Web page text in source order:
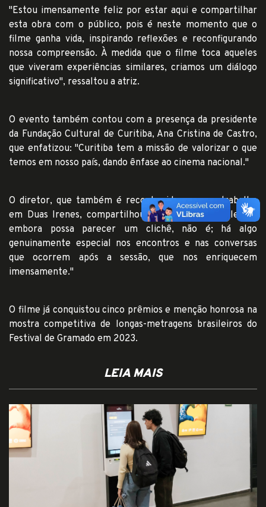
LEIA MAIS
"Estou imensamente feliz por estar aqui e compartilhar
esta obra com o público, pois é neste momento que o
filme ganha vida, inspirando reflexões e reconfigurando
nossa compreensão. À medida que o filme toca aqueles
que viveram experiências similares, criamos um diálogo
significativo", ressaltou a atriz.
O evento também contou com a presença da presidente
da Fundação Cultural de Curitiba, Ana Cristina de Castro,
que enfatizou: "Curitiba tem a missão de valorizar o que
temos em nosso país, dando ênfase ao cinema nacional."
O diretor, que também é reconhecido por seu trabalho
em Duas Irenes, compartilhou: "É sempre uma alegria,
embora possa parecer um clichê, não é; há algo
genuinamente especial nos encontros e nas conversas
que ocorrem após a sessão, que nos enriquecem
imensamente."
O filme já conquistou cinco prêmios e menção honrosa na
mostra competitiva de longas-metragens brasileiros do
Festival de Gramado em 2023.